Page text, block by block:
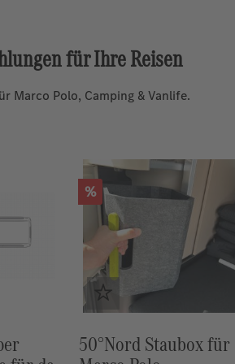
für Ihre Reisen
Marco Polo, Camping & Vanlife.
für
Rabatt
%
VANIM CaliHeat MP